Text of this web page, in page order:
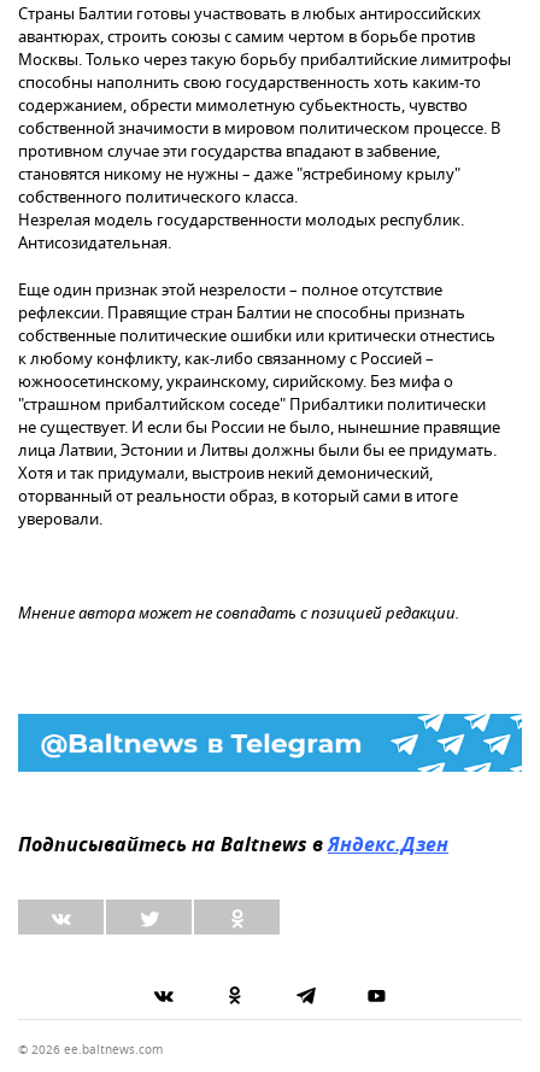
Страны Балтии готовы участвовать в любых антироссийских
авантюрах, строить союзы с самим чертом в борьбе против
Москвы. Только через такую борьбу прибалтийские лимитрофы
способны наполнить свою государственность хоть каким-то
содержанием, обрести мимолетную субьектность, чувство
собственной значимости в мировом политическом процессе. В
противном случае эти государства впадают в забвение,
становятся никому не нужны – даже "ястребиному крылу"
собственного политического класса.
Незрелая модель государственности молодых республик.
Антисозидательная.
Еще один признак этой незрелости – полное отсутствие
рефлексии. Правящие стран Балтии не способны признать
собственные политические ошибки или критически отнестись
к любому конфликту, как-либо связанному с Россией –
южноосетинскому, украинскому, сирийскому. Без мифа о
"страшном прибалтийском соседе" Прибалтики политически
не существует. И если бы России не было, нынешние правящие
лица Латвии, Эстонии и Литвы должны были бы ее придумать.
Хотя и так придумали, выстроив некий демонический,
оторванный от реальности образ, в который сами в итоге
уверовали.
Мнение автора может не совпадать с позицией редакции.
Подписывайтесь на Baltnews вЯндекс.Дзен
© 2026 ee.baltnews.com